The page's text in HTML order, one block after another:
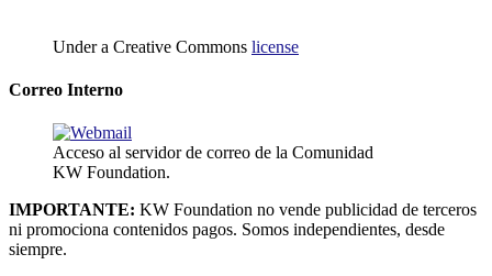
Under a Creative Commons license
Correo Interno
Acceso al servidor de correo de la Comunidad
KW Foundation.
IMPORTANTE: KW Foundation no vende publicidad de terceros
ni promociona contenidos pagos. Somos independientes, desde
siempre.